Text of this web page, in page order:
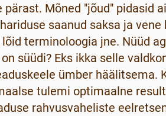
Mõned "jõud" pidasid
saanud saksa ja
terminoloogia jne. Nüüd
süüdi? Eks ikka selle
ümber
tulemi optimaalne
rahvusvaheliste